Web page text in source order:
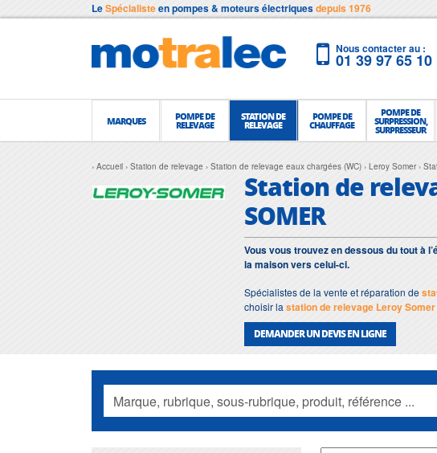
LeSpécialisteen pompes & moteurs électriquesdepuis 1976
Nous contacter au :
01 39 97 65 10
MARQUES POMPE DE
RELEVAGE
STATION DE
RELEVAGE
POMPE DE
CHAUFFAGE
POMPE DE
SURPRESSION,
SURPRESSEUR
Accueil Station de relevage Station de relevage eaux chargées (WC) Leroy Somer
Station de
SOMER
Vous vous trouvez en dessous du tout à
la maison vers celui-ci.
Spécialistes de la vente et réparation de
choisir la station de relevage Leroy Somer
DEMANDER UN DEVIS EN LIGNE